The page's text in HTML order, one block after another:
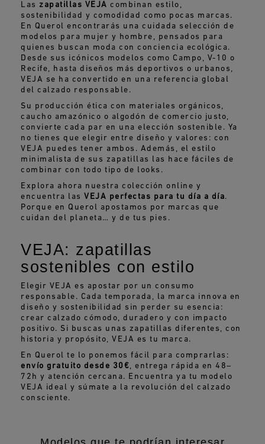
Las zapatillas VEJA combinan estilo,
sostenibilidad y comodidad como pocas marcas.
En Querol encontrarás una cuidada selección de
modelos para mujer y hombre, pensados para
quienes buscan moda con conciencia ecológica.
Desde sus icónicos modelos como Campo, V-10 o
Recife, hasta diseños más deportivos o urbanos,
VEJA se ha convertido en una referencia global
del calzado responsable.
Su producción ética con materiales orgánicos,
caucho amazónico o algodón de comercio justo,
convierte cada par en una elección sostenible. Ya
no tienes que elegir entre diseño y valores: con
VEJA puedes tener ambos. Además, el estilo
minimalista de sus zapatillas las hace fáciles de
combinar con todo tipo de looks.
Explora ahora nuestra colección online y
encuentra las VEJA perfectas para tu día a día.
Porque en Querol apostamos por marcas que
cuidan del planeta… y de tus pies.
VEJA: zapatillas
sostenibles con estilo
Elegir VEJA es apostar por un consumo
responsable. Cada temporada, la marca innova en
diseño y sostenibilidad sin perder su esencia:
crear calzado cómodo, duradero y con impacto
positivo. Si buscas unas zapatillas diferentes, con
historia y propósito, VEJA es tu marca.
En Querol te lo ponemos fácil para comprarlas:
envío gratuito desde 30€, entrega rápida en 48–
72h y atención cercana. Encuentra ya tu modelo
VEJA ideal y súmate a la revolución del calzado
consciente.